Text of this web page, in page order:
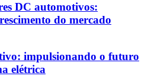
DC automotivos:
do mercado
impulsionando o futuro
elétrica